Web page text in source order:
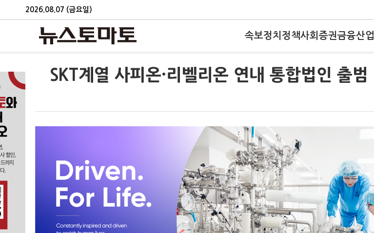
2026.08.07 (금요일)
속보정치 정책사회 증권금융산업
SKT계열 사피온·리벨리온 연내 통합법인 출범